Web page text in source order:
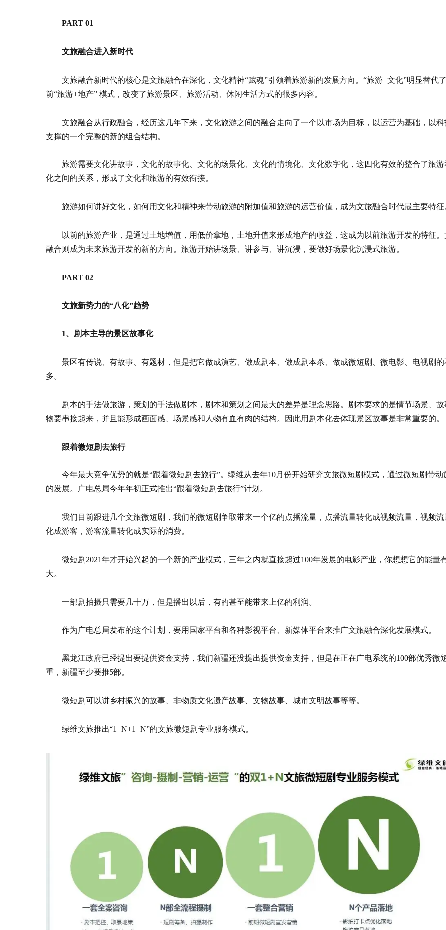
PART 01
文旅融合进入新时代
文旅融合新时代的核心是文旅融合在深化，文化精神“赋魂”引领着旅游新的发展方向。“旅游+文化”明显替代
前“旅游+地产” 模式，改变了旅游景区、旅游活动、休闲生活方式的很多内容。
文旅融合从行政融合，经历这几年下来，文化旅游之间的融合走向了一个以市场为目标，以运营为基础，以科
支撑的一个完整的新的组合结构。
旅游需要文化讲故事，文化的故事化、文化的场景化、文化的情境化、文化数字化，这四化有效的整合了旅游
化之间的关系，形成了文化和旅游的有效衔接。
旅游如何讲好文化，如何用文化和精神来带动旅游的附加值和旅游的运营价值，成为文旅融合时代最主要特征
以前的旅游产业，是通过土地增值，用低价拿地，土地升值来形成地产的收益，这成为以前旅游开发的特征。
融合则成为未来旅游开发的新的方向。旅游开始讲场景、讲参与、讲沉浸，要做好场景化沉浸式旅游。
PART 02
文旅新势力的“八化”趋势
1、剧本主导的景区故事化
景区有传说、有故事、有题材，但是把它做成演艺、做成剧本、做成剧本杀、做成微短剧、微电影、电视剧的
多。
剧本的手法做旅游，策划的手法做剧本，剧本和策划之间最大的差异是理念思路。剧本要求的是情节场景、故
物要串接起来，并且能形成画面感、场景感和人物有血有肉的结构。因此用剧本化去体现景区故事是非常重要的。
跟着微短剧去旅行
今年最大竞争优势的就是“跟着微短剧去旅行”。绿维从去年10月份开始研究文旅微短剧模式，通过微短剧带动
的发展。广电总局今年年初正式推出“跟着微短剧去旅行”计划。
我们目前跟进几个文旅微短剧，我们的微短剧争取带来一个亿的点播流量，点播流量转化成视频流量，视频流
化成游客，游客流量转化成实际的消费。
微短剧2021年才开始兴起的一个新的产业模式，三年之内就直接超过100年发展的电影产业，你想想它的能量
大。
一部剧拍摄只需要几十万，但是播出以后，有的甚至能带来上亿的利润。
作为广电总局发布的这个计划，要用国家平台和各种影视平台、新媒体平台来推广文旅融合深化发展模式。
黑龙江政府已经提出要提供资金支持，我们新疆还没提出提供资金支持，但是在正在广电系统的100部优秀微
重，新疆至少要推5部。
微短剧可以讲乡村振兴的故事、非物质文化遗产故事、文物故事、城市文明故事等等。
绿维文旅推出“1+N+1+N”的文旅微短剧专业服务模式。